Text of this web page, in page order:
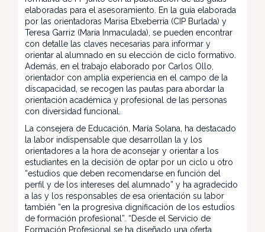
elaboradas para el asesoramiento. En la guía elaborada
por las orientadoras Marisa Etxeberria (CIP Burlada) y
Teresa Garriz (María Inmaculada), se pueden encontrar
con detalle las claves necesarias para informar y
orientar al alumnado en su elección de ciclo formativo.
Además, en el trabajo elaborado por Carlos Ollo,
orientador con amplia experiencia en el campo de la
discapacidad, se recogen las pautas para abordar la
orientación académica y profesional de las personas
con diversidad funcional.
La consejera de Educación, María Solana, ha destacado
la labor indispensable que desarrollan la y los
orientadores a la hora de aconsejar y orientar a los
estudiantes en la decisión de optar por un ciclo u otro
“estudios que deben recomendarse en función del
perfil y de los intereses del alumnado” y ha agradecido
a las y los responsables de esa orientación su labor
también “en la progresiva dignificación de los estudios
de formación profesional”. “Desde el Servicio de
Formación Profesional se ha diseñado una oferta